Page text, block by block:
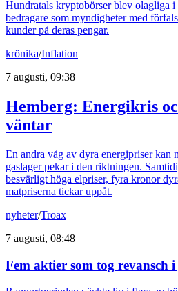
Hundratals kryptobörser blev olagliga
bedragare som myndigheter med
kunder på deras pengar.
krönika/Inflation
7 augusti, 09:38
Hemberg: Energikris
väntar
En andra våg av dyra energipriser kan
gaslager pekar i den riktningen.
besvärligt höga elpriser, fyra kronor
matpriserna tickar uppåt.
nyheter/Troax
7 augusti, 08:48
Fem aktier som tog revansch